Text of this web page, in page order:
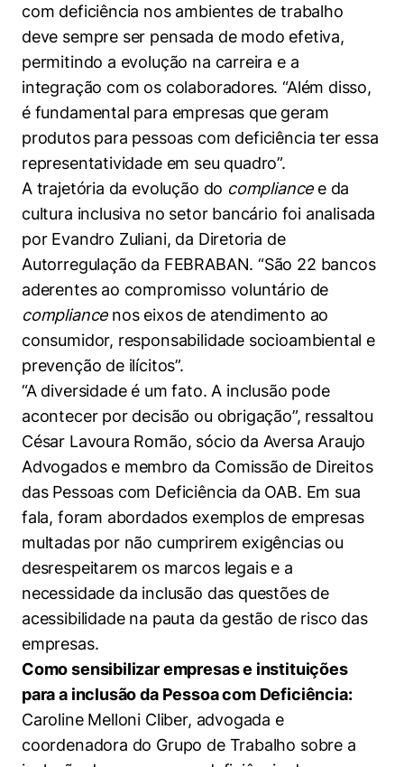
com deficiência nos ambientes de trabalho
deve sempre ser pensada de modo efetiva,
permitindo a evolução na carreira e a
integração com os colaboradores. “Além disso,
é fundamental para empresas que geram
produtos para pessoas com deficiência ter essa
representatividade em seu quadro”.
A trajetória da evolução do compliancee da
cultura inclusiva no setor bancário foi analisada
por Evandro Zuliani, da Diretoria de
Autorregulação da FEBRABAN. “São 22 bancos
aderentes ao compromisso voluntário de
compliancenos eixos de atendimento ao
consumidor, responsabilidade socioambiental e
prevenção de ilícitos”.
“A diversidade é um fato. A inclusão pode
acontecer por decisão ou obrigação”, ressaltou
César Lavoura Romão, sócio da Aversa Araujo
Advogados e membro da Comissão de Direitos
das Pessoas com Deficiência da OAB. Em sua
fala, foram abordados exemplos de empresas
multadas por não cumprirem exigências ou
desrespeitarem os marcos legais e a
necessidade da inclusão das questões de
acessibilidade na pauta da gestão de risco das
empresas.
Como sensibilizar empresas e instituições
para a inclusão da Pessoa com Deficiência:
Caroline Melloni Cliber, advogada e
coordenadora do Grupo de Trabalho sobre a